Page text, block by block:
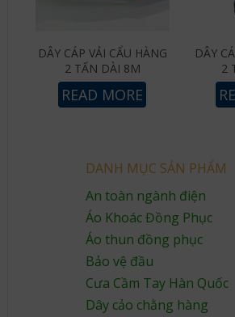
DÂY CÁP VẢI CẨU HÀNG
2 TẤN DÀI 8M
READ MORE
DÂY
2
DANH MỤC SẢN PHẨM
An toàn ngành điện
Áo Khoác Đồng Phục
Áo thun đồng phục
Bảo vệ đầu
Cưa Cầm Tay Hàn Quốc
Dây cảo chằng hàng